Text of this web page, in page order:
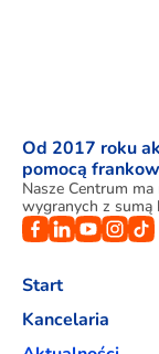
Od 2017 roku
pomocą
Nasze Centrum
wygranych z sumą
Start
Kancelaria